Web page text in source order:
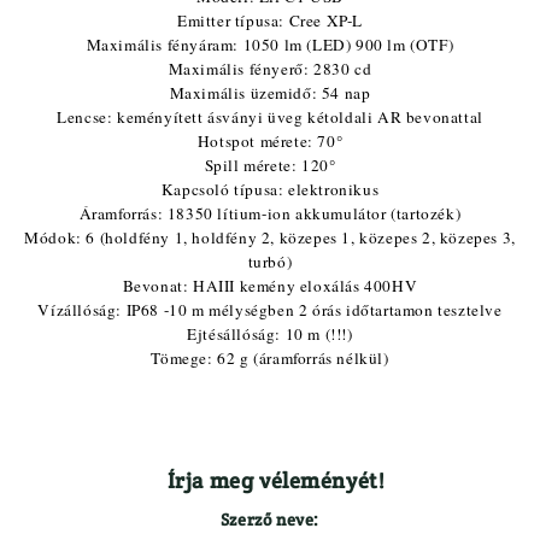
Emitter típusa: Cree XP-L
Maximális fényáram: 1050 lm (LED) 900 lm (OTF)
Maximális fényerő: 2830 cd
Maximális üzemidő: 54 nap
Lencse: keményített ásványi üveg kétoldali AR bevonattal
Hotspot mérete: 70°
Spill mérete: 120°
Kapcsoló típusa: elektronikus
Áramforrás: 18350 lítium-ion akkumulátor (tartozék)
Módok: 6 (holdfény 1, holdfény 2, közepes 1, közepes 2, közepes 3,
turbó)
Bevonat: HAIII kemény eloxálás 400HV
Vízállóság: IP68 -10 m mélységben 2 órás időtartamon tesztelve
Ejtésállóság: 10 m (!!!)
Tömege: 62 g (áramforrás nélkül)
Írja meg véleményét!
Szerző neve: